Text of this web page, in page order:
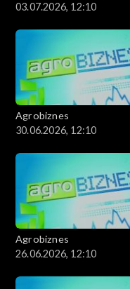
03.07.2026, 12:10
Agrobiznes
30.06.2026, 12:10
Agrobiznes
26.06.2026, 12:10